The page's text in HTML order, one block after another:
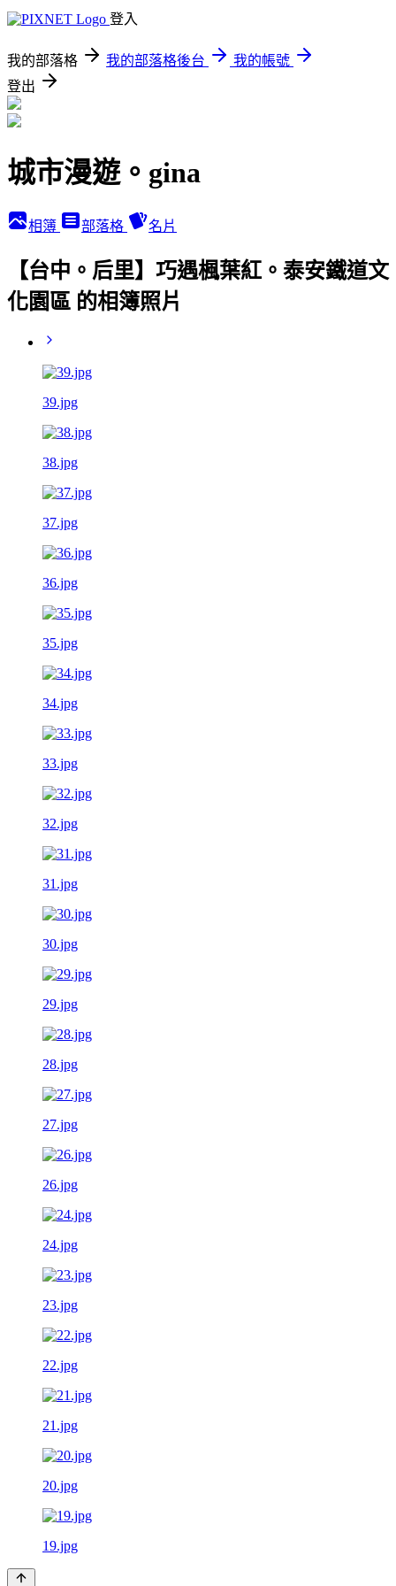
登入
我的部落格 我的部落格後台
我的帳號
登出
城市漫遊。gina
相簿 部落格 名片
【台中。后里】巧遇楓葉紅。泰安鐵道文
化園區 的相簿照片
39.jpg
38.jpg
37.jpg
36.jpg
35.jpg
34.jpg
33.jpg
32.jpg
31.jpg
30.jpg
29.jpg
28.jpg
27.jpg
26.jpg
24.jpg
23.jpg
22.jpg
21.jpg
20.jpg
19.jpg